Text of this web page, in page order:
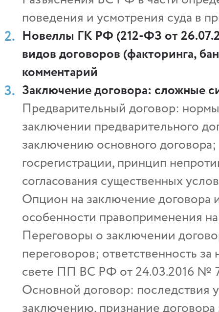
поведения и усмотрения суда в
Новеллы ГК РФ (212-ФЗ от
видов договоров (факторинга,
комментарий
Заключение договора: сложные
Предварительный договор:
заключении предварительного
заключению основного
госрегистрации, принцип
согласования существенных
Опцион на заключение договора
особенности правоприменения
Переговоры о заключении
переговоров; ответственность
свете ПП ВС РФ от 24.03.2016 №
Основной договор: последствия